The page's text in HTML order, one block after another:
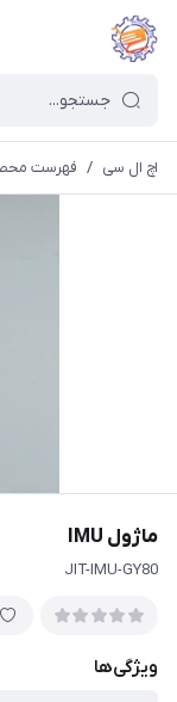
اچ ال سی / فهرست
ماژول IMU
JIT-IMU-GY80
ویژگی‌ها